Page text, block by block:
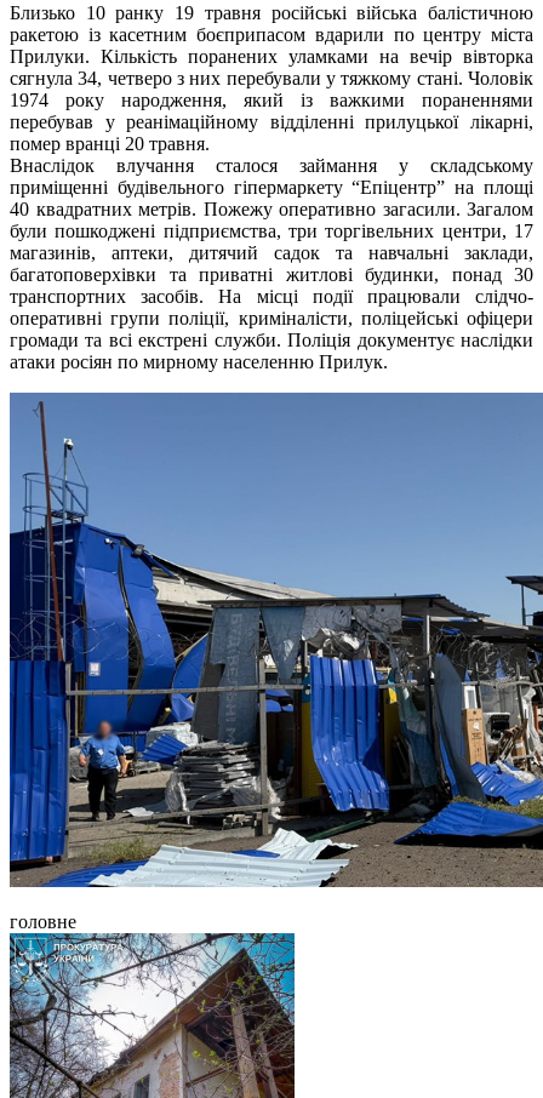
Близько 10 ранку 19 травня російські війська балістичною
ракетою із касетним боєприпасом вдарили по центру міста
Прилуки. Кількість поранених уламками на вечір вівторка
сягнула 34, четверо з них перебували у тяжкому стані. Чоловік
1974 року народження, який із важкими пораненнями
перебував у реанімаційному відділенні прилуцької лікарні,
помер вранці 20 травня.
Внаслідок влучання сталося займання у складському
приміщенні будівельного гіпермаркету “Епіцентр” на площі
40 квадратних метрів. Пожежу оперативно загасили. Загалом
були пошкоджені підприємства, три торгівельних центри, 17
магазинів, аптеки, дитячий садок та навчальні заклади,
багатоповерхівки та приватні житлові будинки, понад 30
транспортних засобів. На місці події працювали слідчо-
оперативні групи поліції, криміналісти, поліцейські офіцери
громади та всі екстрені служби. Поліція документує наслідки
атаки росіян по мирному населенню Прилук.
головне